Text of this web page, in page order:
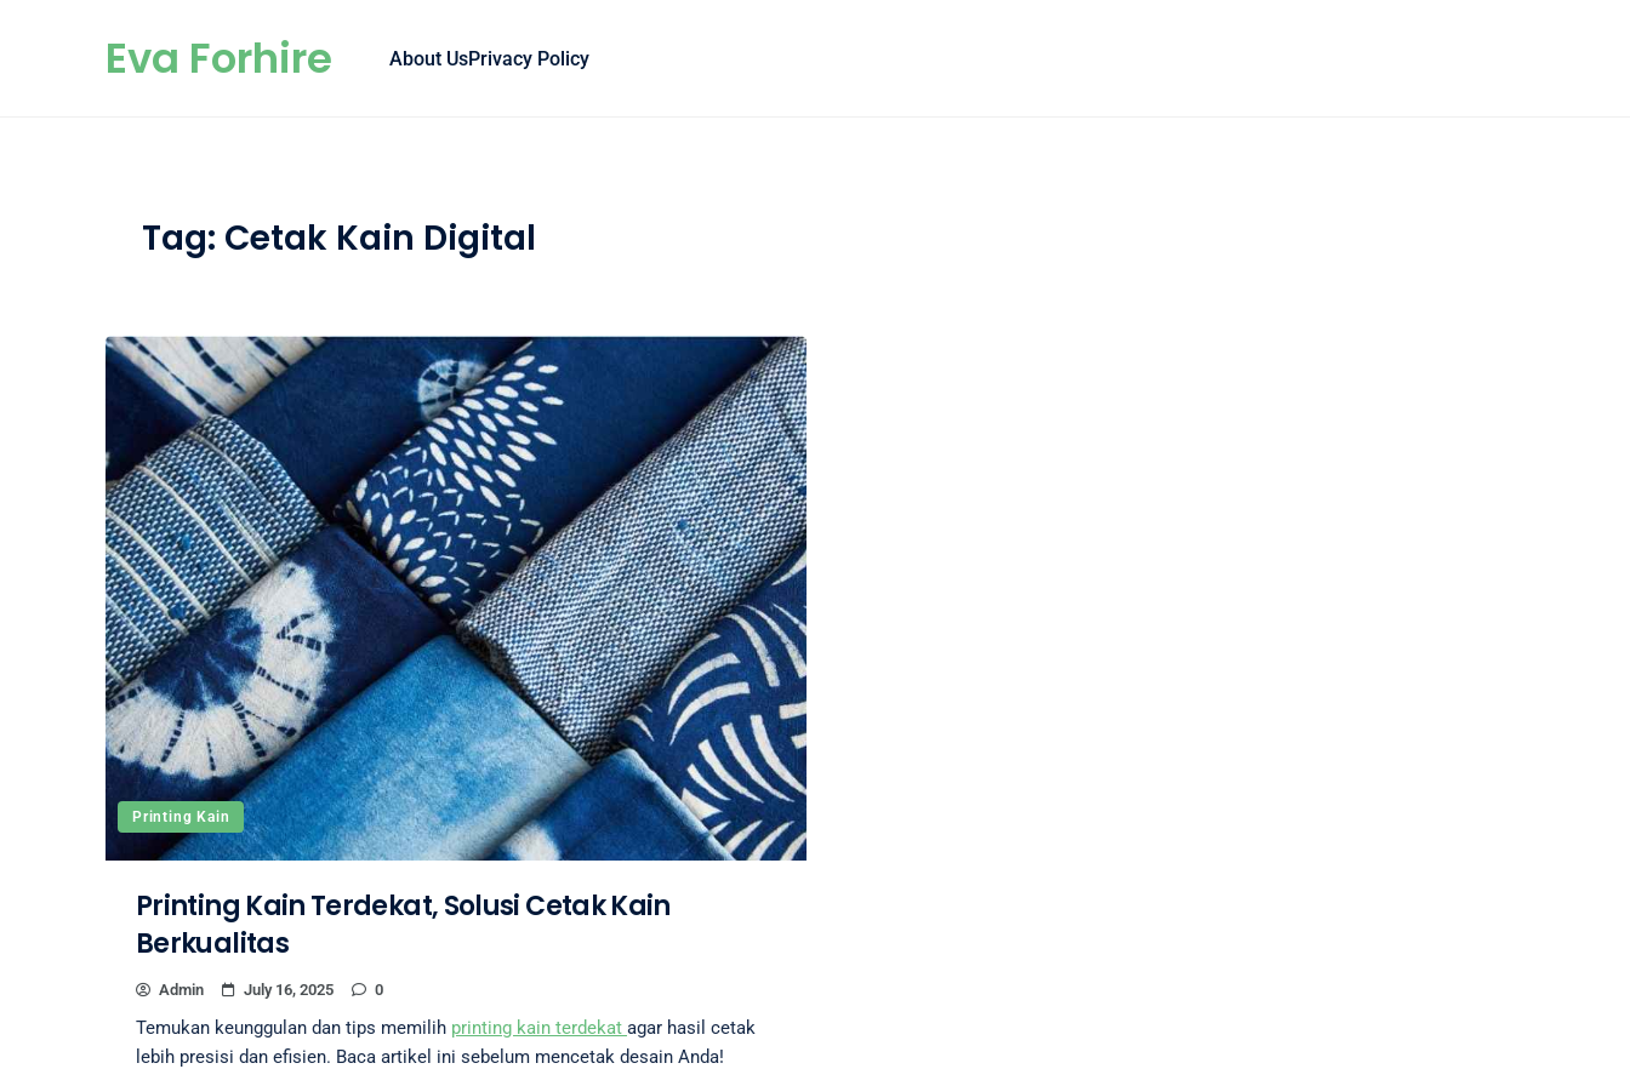
Eva Forhire About UsPrivacy Policy
Tag: Cetak Kain Digital
Printing Kain
Printing Kain Terdekat, Solusi Cetak Kain
Berkualitas
Admin July 16, 2025 0
Temukan keunggulan dan tips memilih printing kain terdekat agar hasil cetak
lebih presisi dan efisien. Baca artikel ini sebelum mencetak desain Anda!